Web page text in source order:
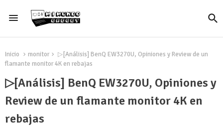
Inicio monitor
▷[Análisis] BenQ EW3270U, Opiniones y Review de un
flamante monitor 4K en rebajas
▷[Análisis] BenQ EW3270U, Opiniones y
Review de un flamante monitor 4K en
rebajas